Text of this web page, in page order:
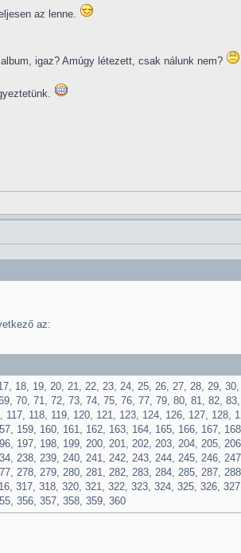
az lenne.
igaz? Amúgy létezett, csak nálunk nem?
az:
18, 19, 20, 21, 22, 23, 24, 25, 26, 27, 28, 29,
70, 71, 72, 73, 74, 75, 76, 77, 79, 80, 81, 82,
118, 119, 120, 121, 123, 124, 126, 127, 128,
159, 160, 161, 162, 163, 164, 165, 166, 167,
197, 198, 199, 200, 201, 202, 203, 204, 205,
238, 239, 240, 241, 242, 243, 244, 245, 246,
278, 279, 280, 281, 282, 283, 284, 285, 287,
317, 318, 320, 321, 322, 323, 324, 325, 326,
356, 357, 358, 359, 360